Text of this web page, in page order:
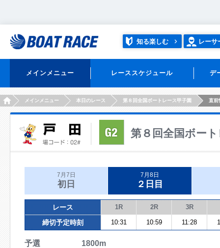
知る楽しむ レーサ
メインメニュー レーススケジュール デ
HOMEメインメニュー 本日のレース 第８回全国ボートレース甲子園 直前
第８回全国ボー
7月7日
初日
7月8日
２日目
レース 1R 2R 3R
締切予定時刻 10:31 10:59 11:28
予選 1800m